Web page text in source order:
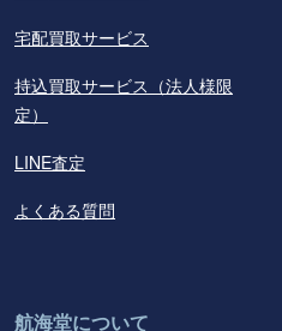
宅配買取サービス
持込買取サービス（法人様限
定）
LINE査定
よくある質問
航海堂について